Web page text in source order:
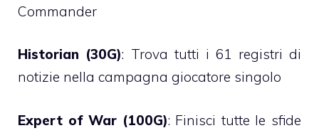
Commander
Historian (30G): Trova tutti i 61 registri di
notizie nella campagna giocatore singolo
Expert of War (100G): Finisci tutte le sfide